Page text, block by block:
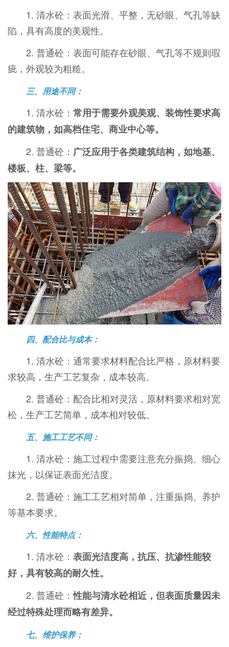
1. 清水砼：表面光滑、平整，无砂眼、气孔等缺
陷，具有高度的美观性。
2. 普通砼：表面可能存在砂眼、气孔等不规则瑕
疵，外观较为粗糙。
三、用途不同：
1. 清水砼： 常用于需要外观美观、装饰性要求高
的建筑物，如高档住宅、商业中心等。
2. 普通砼： 广泛应用于各类建筑结构，如地基、
楼板、柱、梁等。
四、配合比与成本：
1. 清水砼：通常要求材料配合比严格，原材料要
求较高，生产工艺复杂，成本较高。
2. 普通砼：配合比相对灵活，原材料要求相对宽
松，生产工艺简单，成本相对较低。
五、施工工艺不同：
1. 清水砼：施工过程中需要注意充分振捣、细心
抹光，以保证表面光洁度。
2. 普通砼：施工工艺相对简单，注重振捣、养护
等基本要求。
六、性能特点：
1. 清水砼： 表面光洁度高，抗压、抗渗性能较
好，具有较高的耐久性。
2. 普通砼：性能与清水砼相近，但表面质量因未
经过特殊处理而略有差异。
七、维护保养：